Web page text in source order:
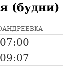
(будни)
07:00
09:07